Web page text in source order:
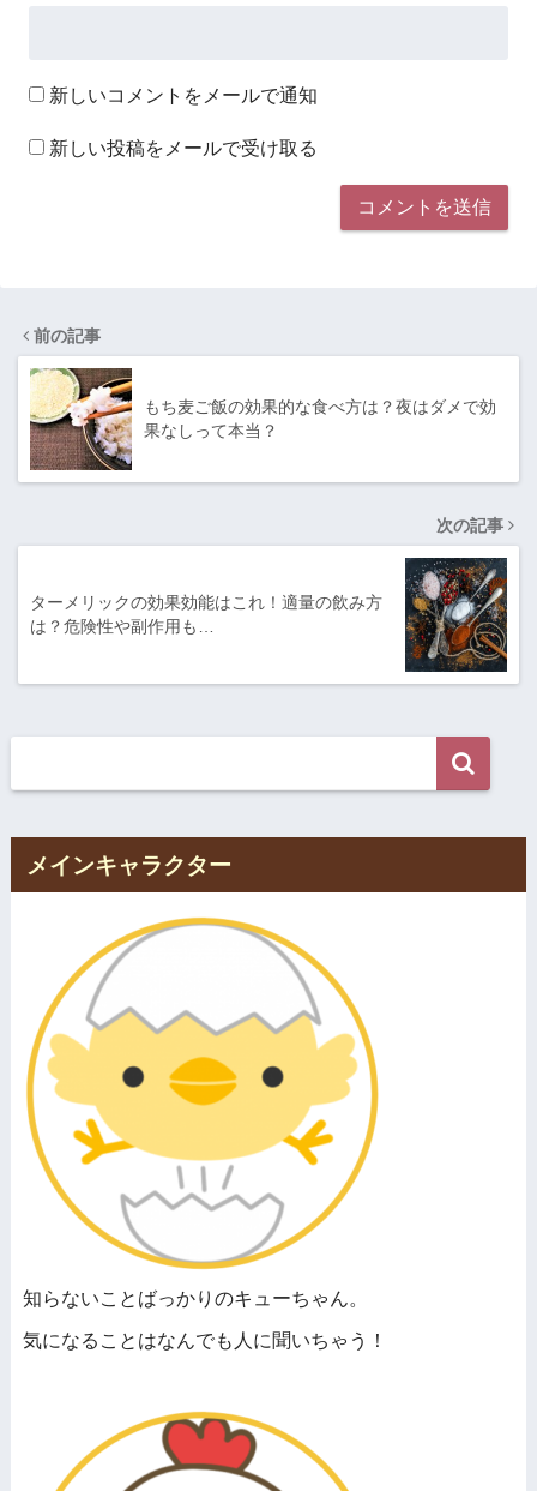
新しいコメントをメールで通知
新しい投稿をメールで受け取る
前の記事
もち麦ご飯の効果的な食べ方は？夜はダメで効
果なしって本当？
次の記事
ターメリックの効果効能はこれ！適量の飲み方
は？危険性や副作用も…
メインキャラクター
知らないことばっかりのキューちゃん。
気になることはなんでも人に聞いちゃう！